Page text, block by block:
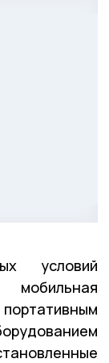
условий